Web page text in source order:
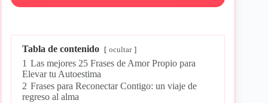
Tabla de contenido ocultar
1 Las mejores 25 Frases de Amor Propio para
Elevar tu Autoestima
2 Frases para Reconectar Contigo: un viaje de
regreso al alma